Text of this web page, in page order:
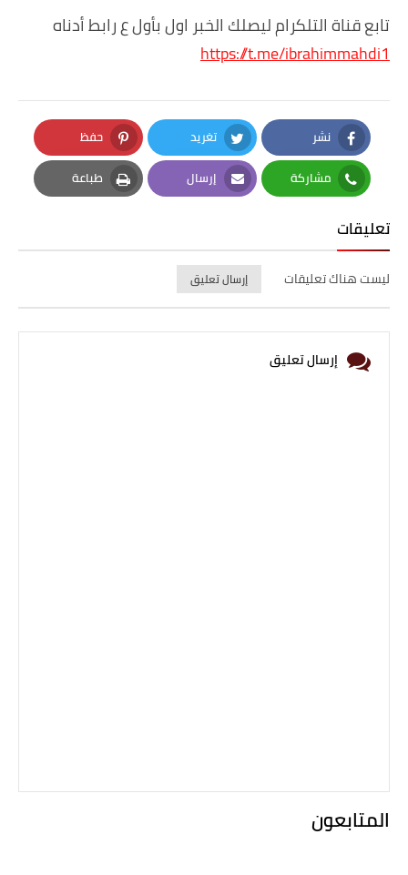
تابع قناة التلكرام ليصلك الخبر اول بأول ع رابط أدناه
https://t.me/ibrahimmahdi1
نشر
Facebook
تغريد
Twitter
حفظ
Pinterest
مشاركة
Whatsapp
إرسال
Email
طباعة
Print
تعليقات
ليست هناك تعليقات إرسال تعليق
إرسال تعليق
المتابعون